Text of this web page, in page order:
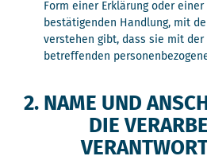
Form einer Erklärung oder
bestätigenden Handlung, mit
verstehen gibt, dass sie mit der
betreffenden
2. NAME UND
DIE